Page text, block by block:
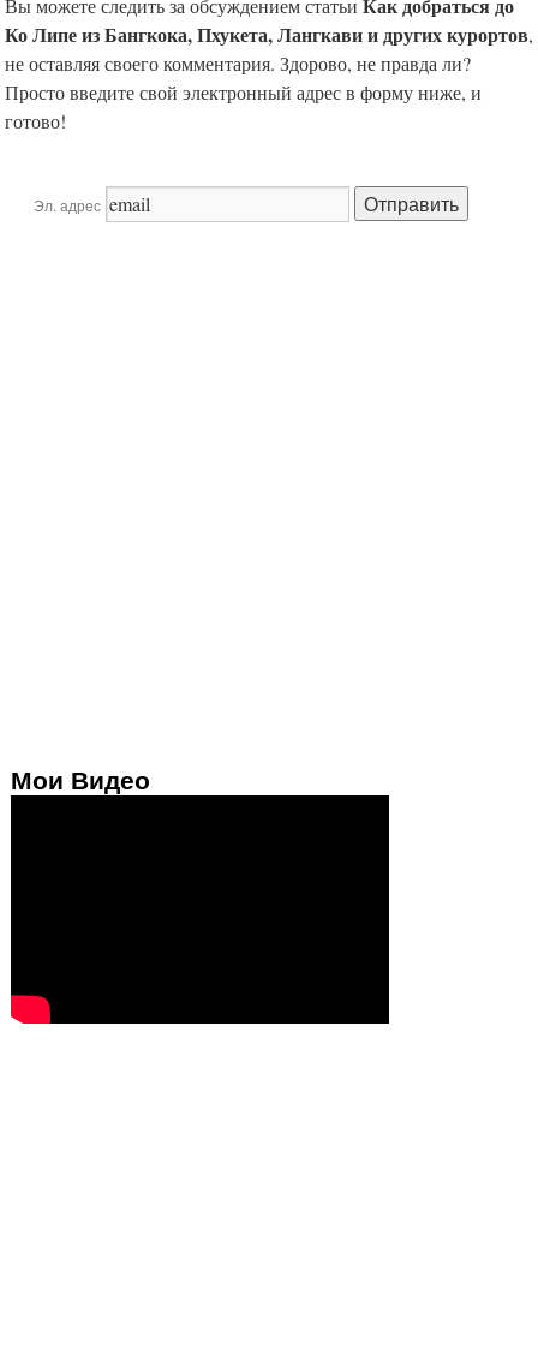
Вы можете следить за обсуждением статьи
Ко Липе из Бангкока, Пхукета, Лангкави и других курортов,
не оставляя своего комментария. Здорово, не правда ли?
Просто введите свой электронный адрес в форму ниже, и
готово!
Эл. адрес
Мои Видео